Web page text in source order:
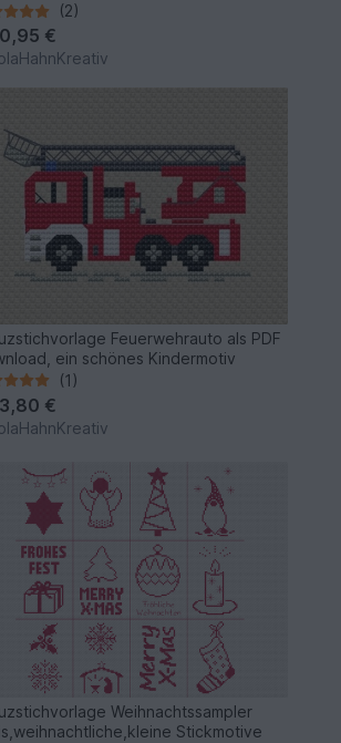
(2)
0,95 €
Feuerwehrauto als PDF
ein schönes Kindermotiv
(1)
3,80 €
Weihnachtssampler
Stickmotive